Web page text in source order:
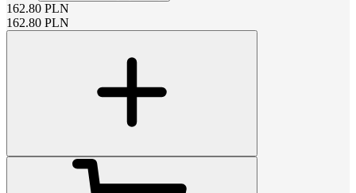
162.80 PLN
162.80 PLN